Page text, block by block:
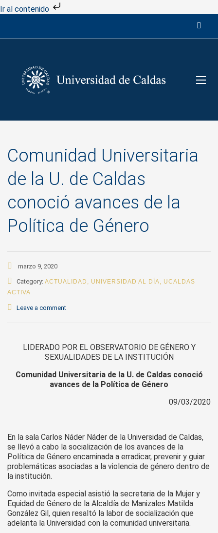
Ir al contenido
Comunidad Universitaria
de la U. de Caldas
conoció avances de la
Política de Género
marzo 9, 2020
Category: ACTUALIDAD , UNIVERSIDAD AL DÍA, UCALDAS
ACTIVA
Leave a comment
LIDERADO POR EL OBSERVATORIO DE GÉNERO Y
SEXUALIDADES DE LA INSTITUCIÓN
Comunidad Universitaria de la U. de Caldas conoció
avances de la Política de Género
09/03/2020
En la sala Carlos Náder Náder de la Universidad de Caldas,
se llevó a cabo la socialización de los avances de la
Política de Género encaminada a erradicar, prevenir y guiar
problemáticas asociadas a la violencia de género dentro de
la institución.
Como invitada especial asistió la secretaria de la Mujer y
Equidad de Género de la Alcaldía de Manizales Matilda
González Gil, quien resaltó la labor de socialización que
adelanta la Universidad con la comunidad universitaria.